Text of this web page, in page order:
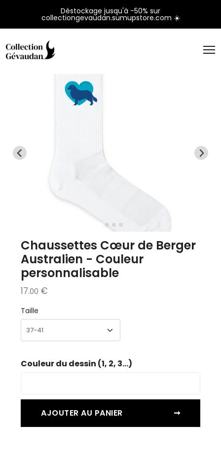
Déstockage jusqu'à -50% sur
collectiongevaudan.sumupstore.com ☀️
Chaussettes Cœur de Berger
Australien - Couleur
personnalisable
17.00 €
Taille
Couleur du dessin (1, 2, 3...)
AJOUTER AU PANIER ➞
Panneau de gestion des cookies